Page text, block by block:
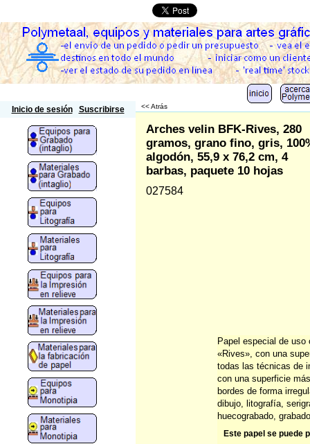
Inicio de sesión Suscribirse << Atrás
Arches velin BFK-Rives, 280
gramos, grano fino, gris,
algodón, 55,9 x 76,2 cm, 4
barbas, paquete 10 hojas
027584
Papel especial de uso
«Rives», con una
todas las técnicas de
con una superficie
bordes de forma
dibujo, litografía,
huecograbado,
Este papel se puede